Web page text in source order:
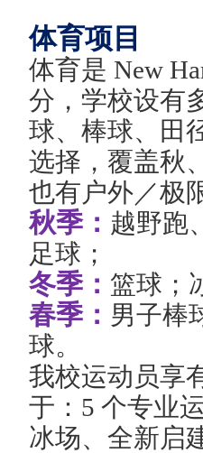
体育项目
体育是 New
分，学校设有
球、棒球、田
选择，覆盖秋
也有户外／极
秋季： 越野跑
足球；
冬季： 篮球；
春季： 男子棒
球。
我校运动员享
于： 5 个专业
冰场、全新启